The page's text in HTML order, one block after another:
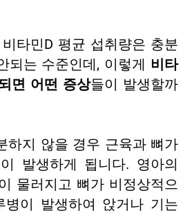
타민D 평균 섭취량은 충분
되는 수준인데, 이렇게 비타
면 어떤 증상들이 발생할까
하지 않을 경우 근육과 뼈가
발생하게 됩니다. 영아의
물러지고 뼈가 비정상적으
병이 발생하여 앉거나 기는